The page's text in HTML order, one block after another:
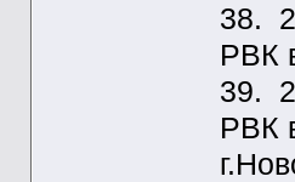
38.
РВК
39.
РВК